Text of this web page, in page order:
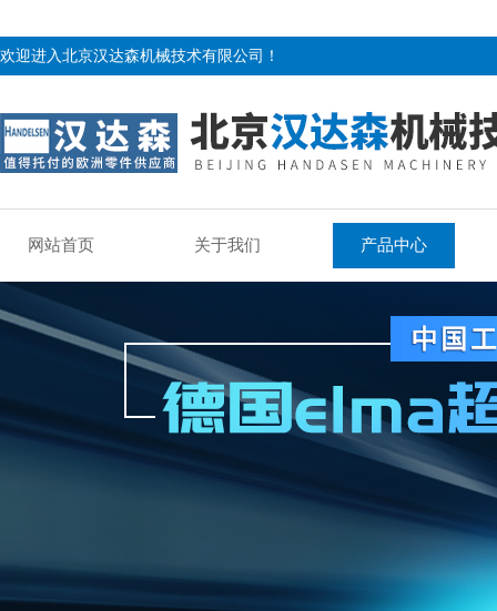
欢迎进入北京汉达森机械技术有限公司！
网站首页 关于我们 产品中心